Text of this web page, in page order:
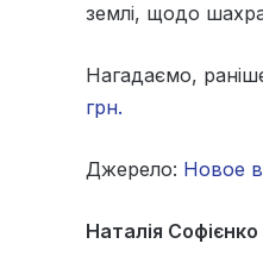
землі, щодо
Нагадаємо,
грн.
Джерело: Новое
Наталія Софієнко